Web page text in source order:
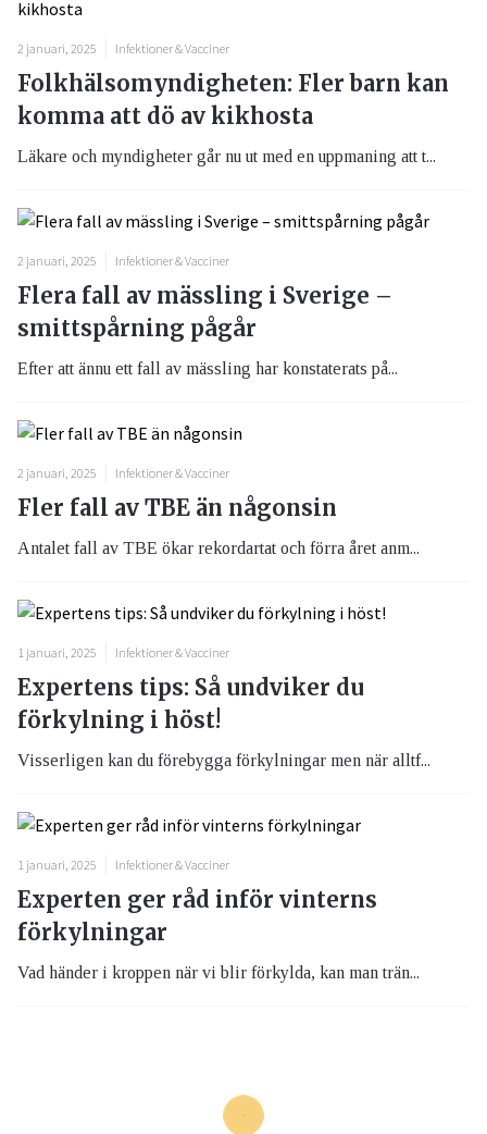
2 januari, 2025 Infektioner & Vacciner
Folkhälsomyndigheten: Fler barn kan
komma att dö av kikhosta
Läkare och myndigheter går nu ut med en uppmaning att t...
2 januari, 2025 Infektioner & Vacciner
Flera fall av mässling i Sverige –
smittspårning pågår
Efter att ännu ett fall av mässling har konstaterats på...
2 januari, 2025 Infektioner & Vacciner
Fler fall av TBE än någonsin
Antalet fall av TBE ökar rekordartat och förra året anm...
1 januari, 2025 Infektioner & Vacciner
Expertens tips: Så undviker du
förkylning i höst!
Visserligen kan du förebygga förkylningar men när alltf...
1 januari, 2025 Infektioner & Vacciner
Experten ger råd inför vinterns
förkylningar
Vad händer i kroppen när vi blir förkylda, kan man trän...